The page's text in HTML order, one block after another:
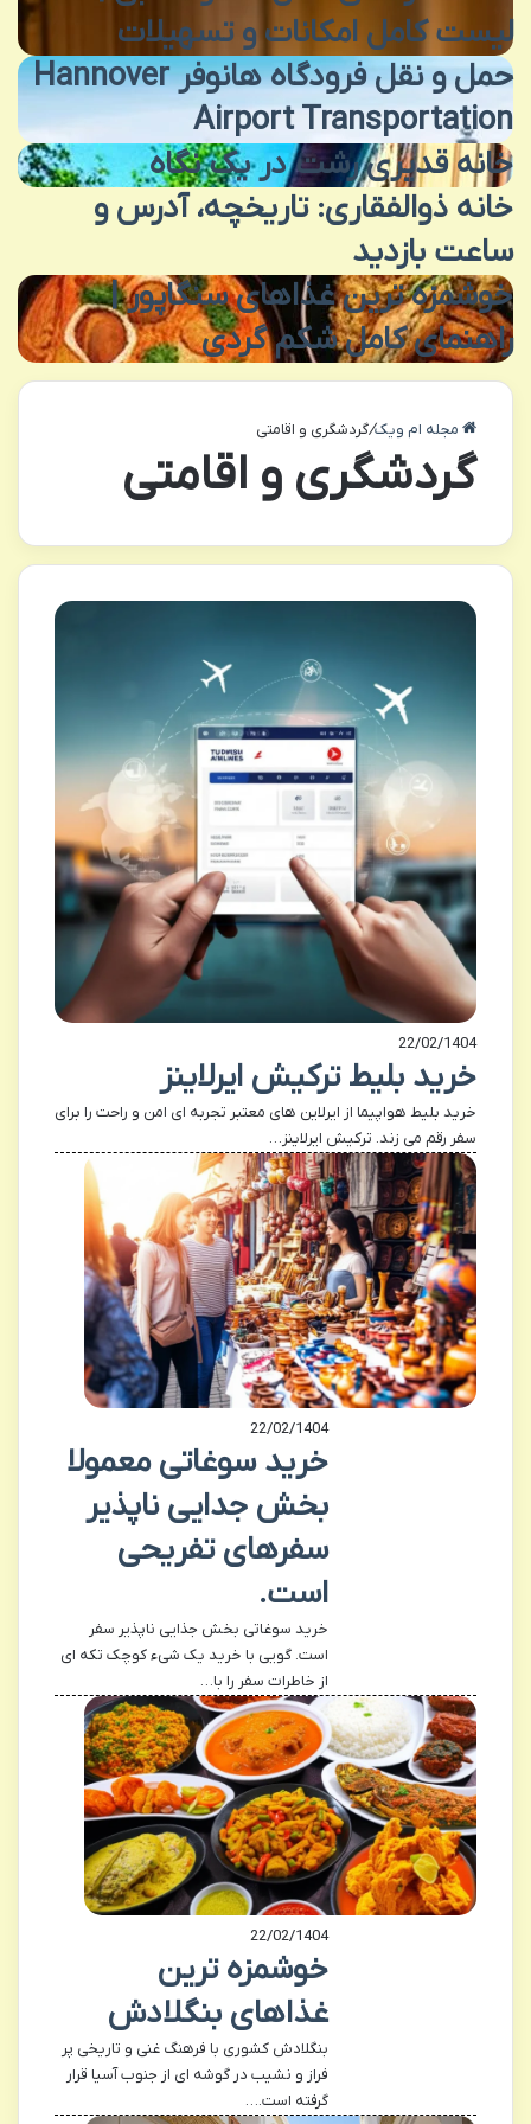
لیست کامل امکانات و تسهیلات
حمل و نقل فرودگاه هانوفر Hannover
Airport Transportation
خانه قدیری رشت در یک نگاه
خانه ذوالفقاری: تاریخچه، آدرس و
ساعت بازدید
خوشمزه ترین غذاهای سنگاپور |
راهنمای کامل شکم گردی
مجله ام ویک/گردشگری و اقامتی
گردشگری و اقامتی
22/02/1404
خرید بلیط ترکیش ایرلاینز
خرید بلیط هواپیما از ایرلاین های معتبر تجربه ای امن و راحت را برای
سفر رقم می زند. ترکیش ایرلاینز…
22/02/1404
خرید سوغاتی معمولا
بخش جدایی ناپذیر
سفرهای تفریحی
است.
خرید سوغاتی بخش جذایی ناپذیر سفر
است. گویی با خرید یک شیء کوچک تکه ای
از خاطرات سفر را با…
22/02/1404
خوشمزه ترین
غذاهای بنگلادش
بنگلادش کشوری با فرهنگ غنی و تاریخی پر
فراز و نشیب در گوشه ای از جنوب آسیا قرار
گرفته است.…